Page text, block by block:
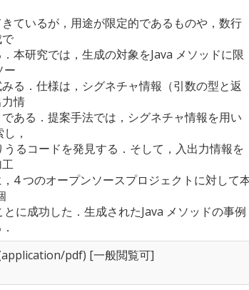
ているが，用途が限定的であるものや，数行
本研究では，生成の対象をJava メソッドに限
ー
る．仕様は，シグネチャ情報（引数の型と返
情
ある．提案手法では，シグネチャ情報を用い
，
るコードを発見する．そして，入出力情報を
4 つのオープンソースプロジェクトに対して
に成功した．生成されたJava メソッドの事例
pdf) [一般閲覧可]